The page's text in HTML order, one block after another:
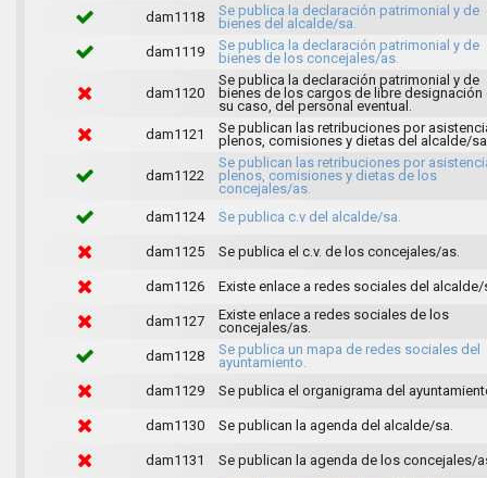
dam1118
Se publica la declaración patrimonial y de
bienes del alcalde/sa.
dam1119
Se publica la declaración patrimonial y de
bienes de los concejales/as.
dam1120
Se publica la declaración patrimonial y de
bienes de los cargos de libre designación
su caso, del personal eventual.
dam1121
Se publican las retribuciones por
plenos, comisiones y dietas del alcalde/
dam1122
Se publican las retribuciones por
plenos, comisiones y dietas de los
concejales/as.
dam1124
Se publica c.v del alcalde/sa.
dam1125 Se publica el c.v. de los concejales/as.
dam1126 Existe enlace a redes sociales del alcalde/
dam1127
Existe enlace a redes sociales de los
concejales/as.
dam1128
Se publica un mapa de redes sociales del
ayuntamiento.
dam1129
Se publica el organigrama del
dam1130 Se publican la agenda del alcalde/sa.
dam1131 Se publican la agenda de los concejales/